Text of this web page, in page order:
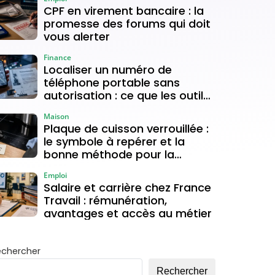
CPF en virement bancaire : la
promesse des forums qui doit
vous alerter
Localiser un numéro de
téléphone portable sans
autorisation : ce que les outils
Finance
Plaque de cuisson verrouillée :
le symbole à repérer et la
bonne méthode pour la
Maison
Salaire et carrière chez France
Travail : rémunération,
avantages et accès au métier
Emploi
Rechercher